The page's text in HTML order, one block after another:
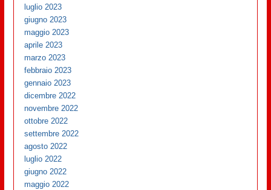
luglio 2023
giugno 2023
maggio 2023
aprile 2023
marzo 2023
febbraio 2023
gennaio 2023
dicembre 2022
novembre 2022
ottobre 2022
settembre 2022
agosto 2022
luglio 2022
giugno 2022
maggio 2022